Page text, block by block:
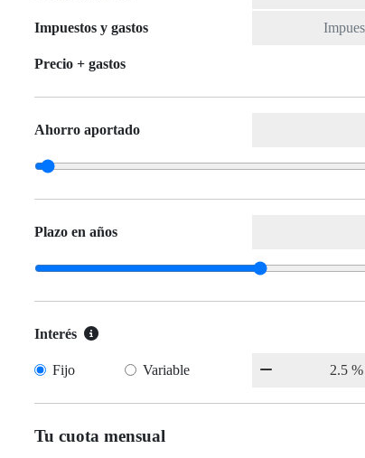
Impuestos y gastos
Precio + gastos
Ahorro aportado
Plazo en años
Interés
Fijo Variable
Tu cuota mensual